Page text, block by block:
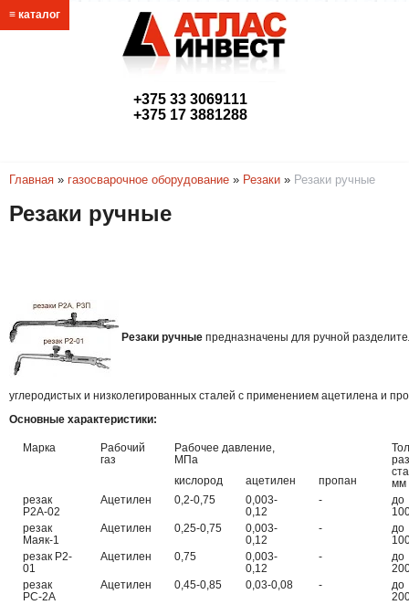
≡ каталог
+375 33 3069111
+375 17 3881288
Главная » газосварочное оборудование » Резаки » Резаки ручные
Резаки ручные
Резаки ручные предназначены для ручной
углеродистых и низколегированных сталей с применением ацетилена и
Основные характеристики:
Марка
Рабочий
газ
Рабочее давление,
МПа
мм
кислород ацетилен
пропан
резак
Р2А-02
Ацетилен 0,2-0,75
0,003-
0,12
-
до
резак
Маяк-1
Ацетилен 0,25-0,75
0,003-
0,12
-
до
резак Р2-
01
Ацетилен 0,75
0,003-
0,12
-
до
резак
РС-2А
Ацетилен 0,45-0,85 0,03-0,08 -
до